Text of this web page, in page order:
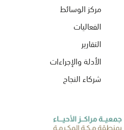
مركز الوسائط
الفعاليات
التقارير
الأدلة والإجراءات
شركاء النجاح